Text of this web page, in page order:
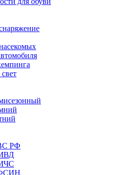
РФ